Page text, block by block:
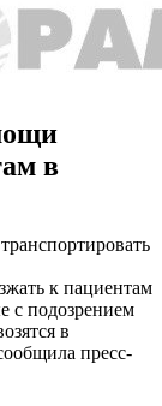
в
к пациентам
с подозрением
в
пресс-